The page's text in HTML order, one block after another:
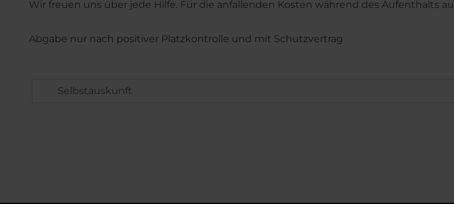
Wir freuen uns über jede Hilfe. Für die anfallenden Kosten während des Aufenthalts
Abgabe nur nach positiver Platzkontrolle und mit Schutzvertrag
Selbstauskunft